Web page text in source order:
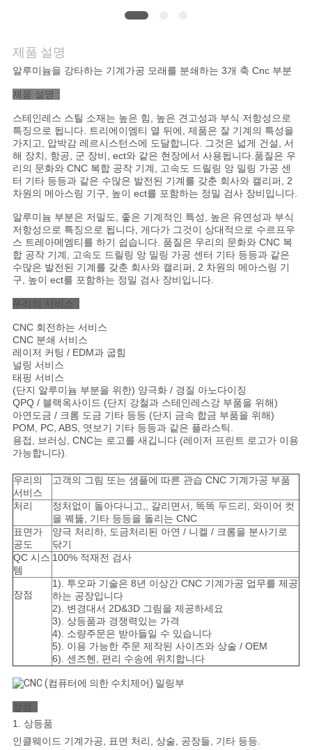
인
용
을
요
청
하
십
시
오
사
이
트
지
도
개
인
정
보
정
책
제품 설명
알루미늄을 강타하는 기계가공 모래를 분쇄하는 3개 축 Cnc 부분
제품 설명 :
스테인레스 스틸 소재는 높은 힘, 높은 견고성과 부식 저항성으로
특징으로 됩니다. 트리에이엠티 열 뒤에, 제품은 잘 기계의 특성을
가지고, 압박감 레르시스턴스에 도달합니다. 그것은 넓게 건설, 서
해 장치, 항공, 군 장비, ect와 같은 현장에서 사용됩니다.품질은 우
리의 문화와 CNC 복합 공작 기계, 고속도 드릴링 앙 밀링 가공 센
터 기타 등등과 같은 수많은 발전된 기계를 갖춘 회사와 캘리퍼, 2
차원의 메아스링 기구, 높이 ect를 포함하는 정밀 검사 장비입니다.
알루미늄 부분은 저밀도, 좋은 기계적인 특성, 높은 유연성과 부식
저항성으로 특징으로 됩니다, 게다가 그것이 상대적으로 수르프우
스 트레아메엠티를 하기 쉽습니다. 품질은 우리의 문화와 CNC 복
합 공작 기계, 고속도 드릴링 앙 밀링 가공 센터 기타 등등과 같은
수많은 발전된 기계를 갖춘 회사와 캘리퍼, 2 차원의 메아스링 기
구, 높이 ect를 포함하는 정밀 검사 장비입니다.
우리의 서비스 :
CNC 회전하는 서비스
CNC 분쇄 서비스
레이저 커팅 / EDM과 굽힘
널링 서비스
태핑 서비스
(단지 알루미늄 부분을 위한) 양극화 / 경질 아노다이징
QPQ / 블랙옥사이드 (단지 강철과 스테인레스강 부품을 위해)
아연도금 / 크롬 도금 기타 등등 (단지 금속 합금 부품을 위해)
POM, PC, ABS, 엿보기 기타 등등과 같은 플라스틱.
용접, 브러싱, CNC는 로고를 새깁니다 (레이저 프린트 로고가 이용
가능합니다).
우리의
서비스
고객의 그림 또는 샘플에 따른 관습 CNC 기계가공 부품
처리
정처없이 돌아다니고,, 갈리면서, 똑똑 두드리, 와이어 컷
을 꿰뚫, 기타 등등을 돌리는 CNC
표면가
공도
양극 처리하, 도금처리된 아연 / 니켈 / 크롬을 분사기로
닦기
QC 시스
템
100% 적재전 검사
장점
1). 투오파 기술은 8년 이상간 CNC 기계가공 업무를 제공
하는 공장입니다
2). 변경대서 2D&3D 그림을 제공하세요
3). 상등품과 경쟁력있는 가격
4). 소량주문은 받아들일 수 있습니다
5). 이용 가능한 주문 제작된 사이즈와 상술 / OEM
6). 센즈헨, 편리 수송에 위치합니다
장점 :
1. 상등품
인클웨이드 기계가공, 표면 처리, 상술, 공장들, 기타 등등.